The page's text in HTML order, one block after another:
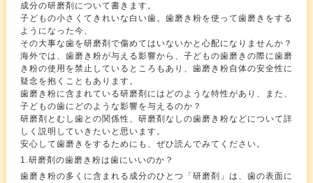
成分の研磨剤について書きます。
子どもの小さくてきれいな白い歯。歯磨き粉を使って歯磨きをする
ようになった今、
その大事な歯を研磨剤で傷めてはいないかと心配になりませんか？
海外では、歯磨き粉が与える影響から、子どもの歯磨きの際に歯磨
き粉の使用を禁止しているところもあり、歯磨き粉自体の安全性に
疑念を抱くこともあります。
歯磨き粉に含まれている研磨剤にはどのような特性があり、また、
子どもの歯にどのような影響を与えるのか？
研磨剤とむし歯との関係性、研磨剤なしの歯磨き粉などについて詳
しく説明していきたいと思います。
安心して歯磨きをするためにも、ぜひ読んでみてください。
1.研磨剤の歯磨き粉は歯にいいのか？
歯磨き粉の多くに含まれる成分のひとつ「研磨剤」は、歯の表面に